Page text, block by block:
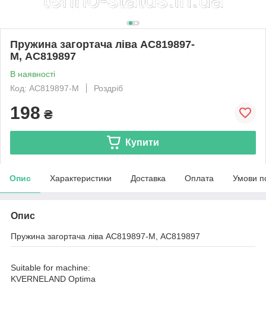
Пружина загортача ліва AC819897-
M, AC819897
В наявності
Код: AC819897-M
Роздріб
198 ₴
Купити
Опис Характеристики Доставка Оплата Умови
Опис
Пружина загортача ліва AC819897-M, AC819897
Suitable for machine:
KVERNELAND Optima